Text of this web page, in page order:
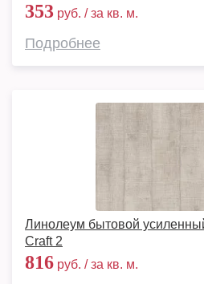
353 руб. / за кв. м.
Подробнее
Линолеум бытовой
Craft 2
816 руб. / за кв. м.